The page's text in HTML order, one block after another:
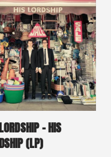
– HIS
(LP)